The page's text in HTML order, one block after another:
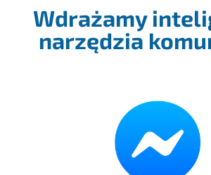
Wdrażamy
narzędzia